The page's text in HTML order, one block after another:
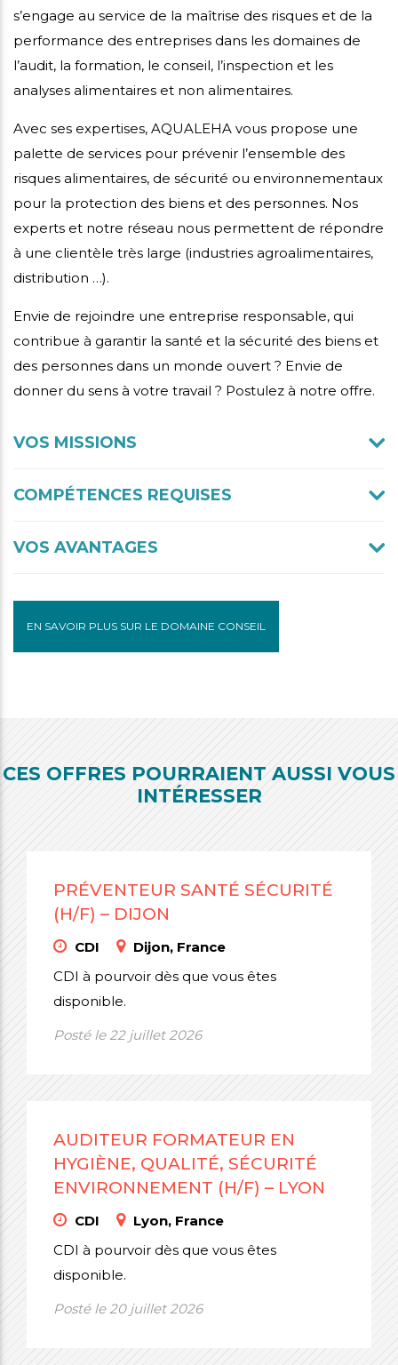
s’engage au service de la maîtrise des risques et de la
performance des entreprises dans les domaines de
l’audit, la formation, le conseil, l’inspection et les
analyses alimentaires et non alimentaires.
Avec ses expertises, AQUALEHA vous propose une
palette de services pour prévenir l’ensemble des
risques alimentaires, de sécurité ou environnementaux
pour la protection des biens et des personnes. Nos
experts et notre réseau nous permettent de répondre
à une clientèle très large (industries agroalimentaires,
distribution …).
Envie de rejoindre une entreprise responsable, qui
contribue à garantir la santé et la sécurité des biens et
des personnes dans un monde ouvert ? Envie de
donner du sens à votre travail ? Postulez à notre offre.
VOS MISSIONS
COMPÉTENCES REQUISES
VOS AVANTAGES
EN SAVOIR PLUS SUR LE DOMAINE CONSEIL
CES OFFRES POURRAIENT AUSSI VOUS
INTÉRESSER
PRÉVENTEUR SANTÉ SÉCURITÉ
(H/F) – DIJON
CDI
Dijon, France
CDI à pourvoir dès que vous êtes
disponible.
Posté le 22 juillet 2026
AUDITEUR FORMATEUR EN
HYGIÈNE, QUALITÉ, SÉCURITÉ
ENVIRONNEMENT (H/F) – LYON
CDI
Lyon, France
CDI à pourvoir dès que vous êtes
disponible.
Posté le 20 juillet 2026